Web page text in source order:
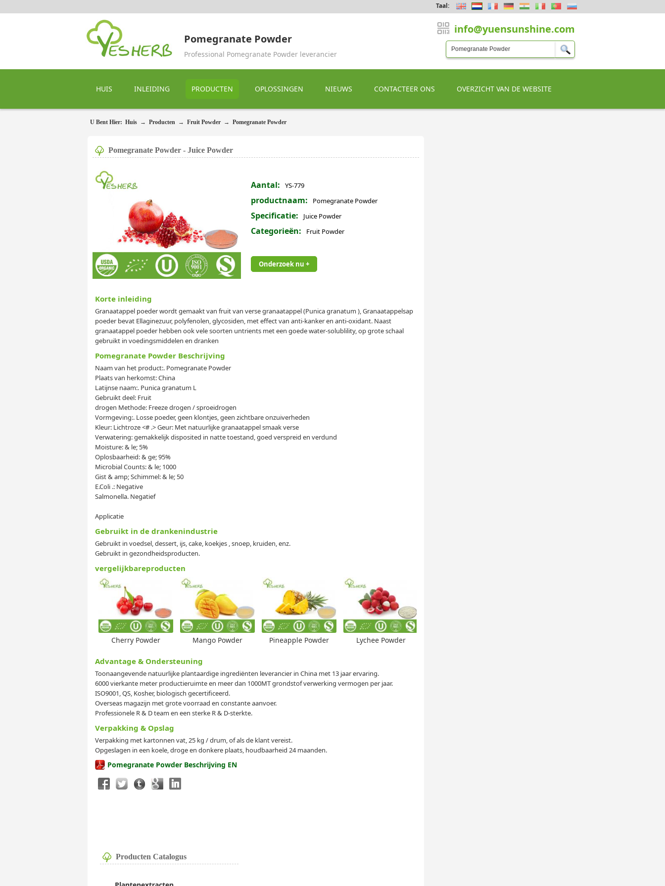
Pomegranate Powder
Professional Pomegranate Powder leverancier
Taal:
HUIS INLEIDING PRODUCTEN OPLOSSINGEN NIEUWS CONTACTEER ONS OVERZICHT VAN DE WEBSITE
U Bent Hier: Huis → Producten → Fruit Powder → Pomegranate Powder
Pomegranate Powder - Juice Powder
Aantal: YS-779
productnaam: Pomegranate Powder
Specificatie: Juice Powder
Categorieën: Fruit Powder
Onderzoek nu +
Korte inleiding
Granaatappel poeder wordt gemaakt van fruit van verse granaatappel (Punica granatum ), Granaatappelsap
poeder bevat Ellaginezuur, polyfenolen, glycosiden, met effect van anti-kanker en anti-oxidant. Naast
granaatappel poeder hebben ook vele soorten untrients met een goede water-solublility, op grote schaal
gebruikt in voedingsmiddelen en dranken
Pomegranate Powder Beschrijving
Naam van het product:. Pomegranate Powder
Plaats van herkomst: China
Latijnse naam:. Punica granatum L
Gebruikt deel: Fruit
drogen Methode: Freeze drogen / sproeidrogen
Vormgeving:. Losse poeder, geen klontjes, geen zichtbare onzuiverheden
Kleur: Lichtroze <# .> Geur: Met natuurlijke granaatappel smaak verse
Verwatering: gemakkelijk disposited in natte toestand, goed verspreid en verdund
Moisture: & le; 5%
Oplosbaarheid: & ge; 95%
Microbial Counts: & le; 1000
Gist & amp; Schimmel: & le; 50
E.Coli .: Negative
Salmonella. Negatief
Applicatie
Gebruikt in de drankenindustrie
Gebruikt in voedsel, dessert, ijs, cake, koekjes , snoep, kruiden, enz.
Gebruikt in gezondheidsproducten.
vergelijkbareproducten
Cherry Powder Mango Powder Pineapple Powder Lychee Powder
Advantage & Ondersteuning
Toonaangevende natuurlijke plantaardige ingrediënten leverancier in China met 13 jaar ervaring.
6000 vierkante meter productieruimte en meer dan 1000MT grondstof verwerking vermogen per jaar.
ISO9001, QS, Kosher, biologisch gecertificeerd.
Overseas magazijn met grote voorraad en constante aanvoer.
Professionele R & D team en een sterke R & D-sterkte.
Verpakking & Opslag
Verpakking met kartonnen vat, 25 kg / drum, of als de klant vereist.
Opgeslagen in een koele, droge en donkere plaats, houdbaarheid 24 maanden.
Pomegranate Powder Beschrijving EN
Producten Catalogus
info@yuensunshine.com